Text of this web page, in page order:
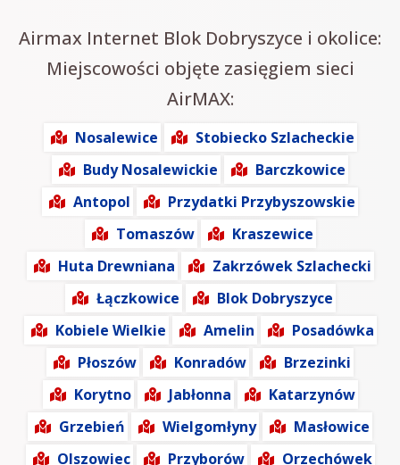
Airmax Internet Blok Dobryszyce i okolice:
Miejscowości objęte zasięgiem sieci
AirMAX:
Nosalewice
Stobiecko Szlacheckie
Budy Nosalewickie
Barczkowice
Antopol
Przydatki Przybyszowskie
Tomaszów
Kraszewice
Huta Drewniana
Zakrzówek Szlachecki
Łączkowice
Blok Dobryszyce
Kobiele Wielkie
Amelin
Posadówka
Płoszów
Konradów
Brzezinki
Korytno
Jabłonna
Katarzynów
Grzebień
Wielgomłyny
Masłowice
Olszowiec
Przyborów
Orzechówek